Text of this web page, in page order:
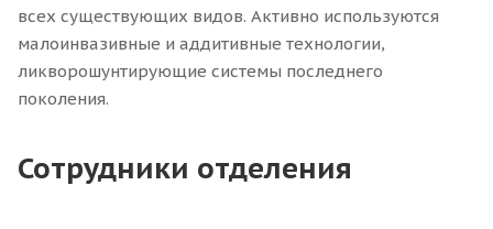
всех существующих видов. Активно используются
малоинвазивные и аддитивные технологии,
ликворошунтирующие системы последнего
поколения.
Сотрудники отделения